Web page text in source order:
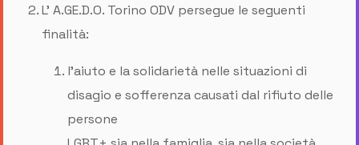
L' A.GE.D.O. Torino ODV persegue le seguenti
finalità:
l’aiuto e la solidarietà nelle situazioni di
disagio e sofferenza causati dal rifiuto delle
persone